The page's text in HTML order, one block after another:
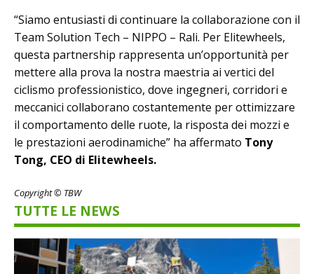
“Siamo entusiasti di continuare la collaborazione con il
Team Solution Tech – NIPPO – Rali. Per Elitewheels,
questa partnership rappresenta un’opportunità per
mettere alla prova la nostra maestria ai vertici del
ciclismo professionistico, dove ingegneri, corridori e
meccanici collaborano costantemente per ottimizzare
il comportamento delle ruote, la risposta dei mozzi e
le prestazioni aerodinamiche” ha affermato Tony
Tong, CEO di Elitewheels.
Copyright © TBW
TUTTE LE NEWS